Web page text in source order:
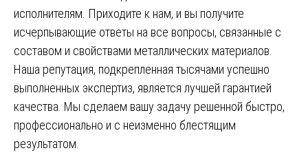
исполнителям. Приходите к нам, и вы получите
исчерпывающие ответы на все вопросы, связанные с
составом и свойствами металлических материалов.
Наша репутация, подкрепленная тысячами успешно
выполненных экспертиз, является лучшей гарантией
качества. Мы сделаем вашу задачу решенной быстро,
профессионально и с неизменно блестящим
результатом.